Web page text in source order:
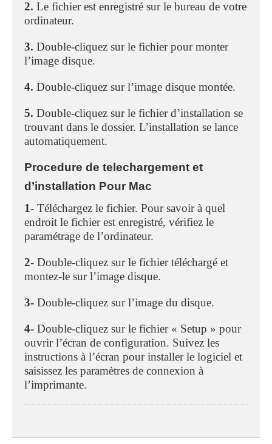
2. Le fichier est enregistré sur le bureau de votre
ordinateur.
3. Double-cliquez sur le fichier pour monter
l’image disque.
4. Double-cliquez sur l’image disque montée.
5. Double-cliquez sur le fichier d’installation se
trouvant dans le dossier. L’installation se lance
automatiquement.
Procedure de telechargement et
d’installation Pour Mac
1- Téléchargez le fichier. Pour savoir à quel
endroit le fichier est enregistré, vérifiez le
paramétrage de l’ordinateur.
2- Double-cliquez sur le fichier téléchargé et
montez-le sur l’image disque.
3- Double-cliquez sur l’image du disque.
4- Double-cliquez sur le fichier « Setup » pour
ouvrir l’écran de configuration. Suivez les
instructions à l’écran pour installer le logiciel et
saisissez les paramètres de connexion à
l’imprimante.